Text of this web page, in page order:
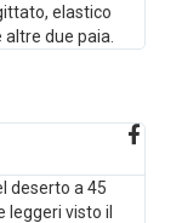
elastico
due paia.
deserto a 45
visto il